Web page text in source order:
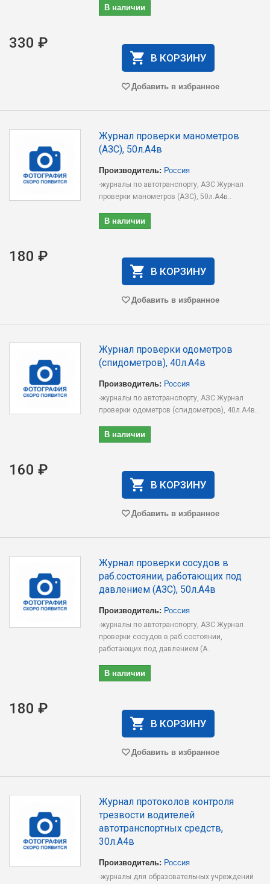
В наличии
330 ₽
В КОРЗИНУ
Добавить в избранное
Журнал проверки манометров
(АЗС), 50л.А4в
Производитель: Россия
-журналы по автотранспорту, АЗС Журнал
проверки манометров (АЗС), 50л.А4в..
В наличии
180 ₽
В КОРЗИНУ
Добавить в избранное
Журнал проверки одометров
(спидометров), 40л.А4в
Производитель: Россия
-журналы по автотранспорту, АЗС Журнал
проверки одометров (спидометров), 40л.А4в..
В наличии
160 ₽
В КОРЗИНУ
Добавить в избранное
Журнал проверки сосудов в
раб.состоянии, работающих под
давлением (АЗС), 50л.А4в
Производитель: Россия
-журналы по автотранспорту, АЗС Журнал
проверки сосудов в раб.состоянии,
работающих под давлением (А..
В наличии
180 ₽
В КОРЗИНУ
Добавить в избранное
Журнал протоколов контроля
трезвости водителей
автотранспортных средств,
30л.А4в
Производитель: Россия
-журналы для образовательных учреждений